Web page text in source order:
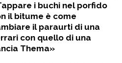
i buchi nel porfido
il bitume è come
il paraurti di una
con quello di una
Thema»